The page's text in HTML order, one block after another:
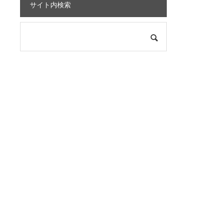
サイト内検索